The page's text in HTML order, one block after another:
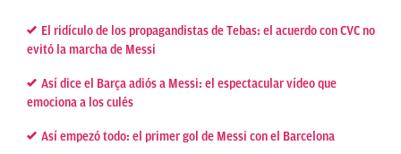
El ridículo de los propagandistas de Tebas: el acuerdo con CVC no
evitó la marcha de Messi
Así dice el Barça adiós a Messi: el espectacular vídeo que
emociona a los culés
Así empezó todo: el primer gol de Messi con el Barcelona